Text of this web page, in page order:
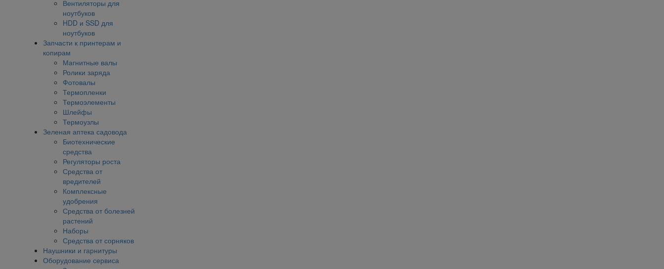
Вентиляторы для
ноутбуков
HDD и SSD для
ноутбуков
Запчасти к принтерам и
копирам
Магнитные валы
Ролики заряда
Фотовалы
Термопленки
Термоэлементы
Шлейфы
Термоузлы
Зеленая аптека садовода
Биотехнические
средства
Регуляторы роста
Средства от
вредителей
Комплексные
удобрения
Средства от болезней
растений
Наборы
Средства от сорняков
Наушники и гарнитуры
Оборудование сервиса